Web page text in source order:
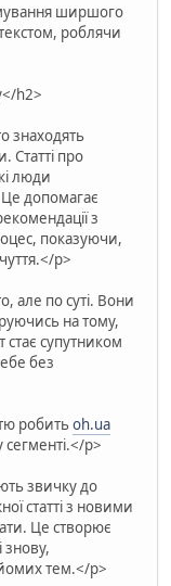
ширшого
роблячи
h2>
знаходять
Статті про
люди
Це допомагає
з
показуючи,
p>
але по суті. Вони
на тому,
супутником
без
робитьoh.ua
p>
звичку до
статті з новими
Це створює
знову,
тем.</p>